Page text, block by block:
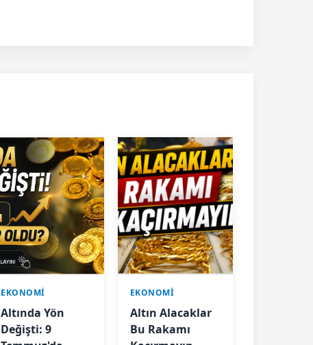
EKONOMİ
Altında Yön
Değişti: 9
EKONOMİ
Altın Alacaklar
Bu Rakamı